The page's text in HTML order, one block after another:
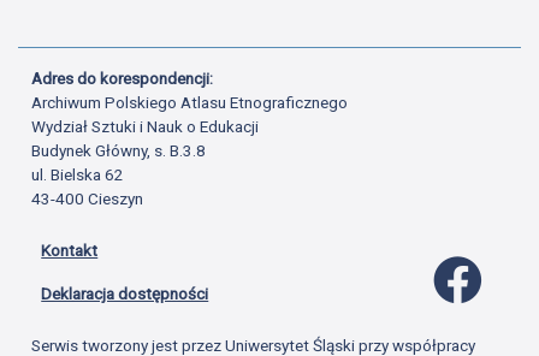
Adres do korespondencji:
Archiwum Polskiego Atlasu Etnograficznego
Wydział Sztuki i Nauk o Edukacji
Budynek Główny, s. B.3.8
ul. Bielska 62
43-400 Cieszyn
Kontakt
Deklaracja dostępności
Serwis tworzony jest przez Uniwersytet Śląski przy współpracy